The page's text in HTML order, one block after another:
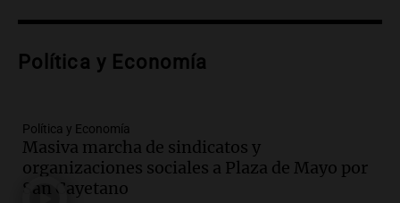
exposición en la sociedad rural de
Bulaya este sábado
Audio.Denuncias por represión en el
Congreso y evacuación por derrame de
oxígeno en Montecastro
Política y Economía
Política y Economía
Masiva marcha de sindicatos y
organizaciones sociales a Plaza de Mayo por
San Cayetano